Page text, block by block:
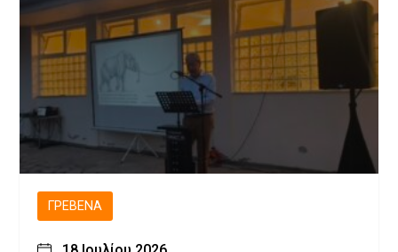
ΓΡΕΒΕΝΆ